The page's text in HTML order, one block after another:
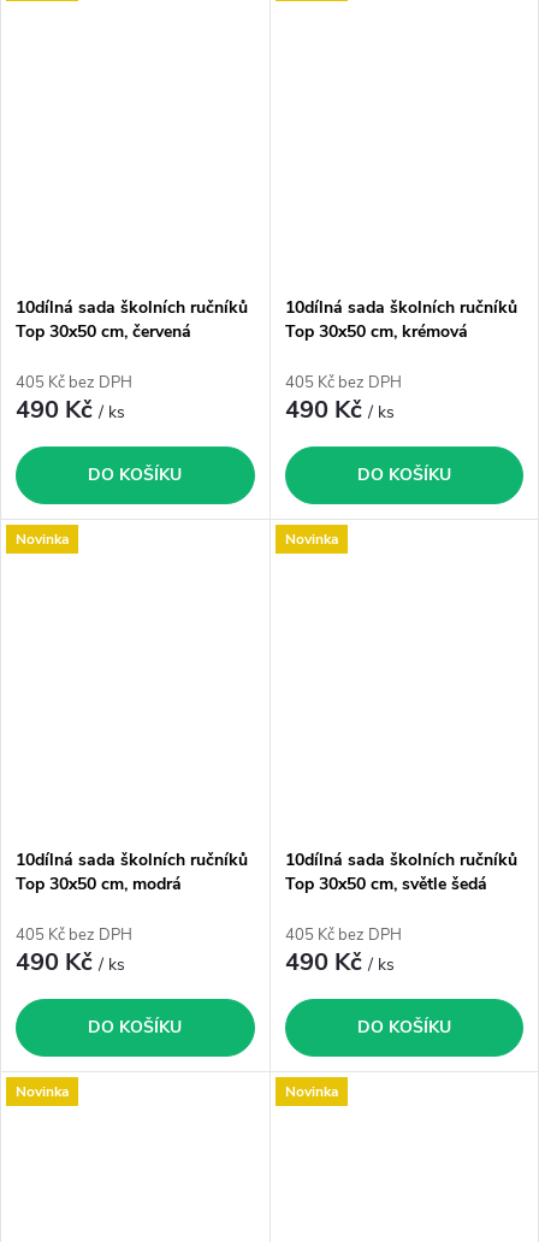
10dílná sada školních ručníků
Top 30x50 cm, červená
405 Kč bez DPH
490 Kč/ ks
DO KOŠÍKU
10dílná sada školních ručníků
Top 30x50 cm, krémová
405 Kč bez DPH
490 Kč/ ks
DO KOŠÍKU
Novinka
10dílná sada školních ručníků
Top 30x50 cm, modrá
405 Kč bez DPH
490 Kč/ ks
DO KOŠÍKU
Novinka
10dílná sada školních ručníků
Top 30x50 cm, světle šedá
405 Kč bez DPH
490 Kč/ ks
DO KOŠÍKU
Novinka Novinka